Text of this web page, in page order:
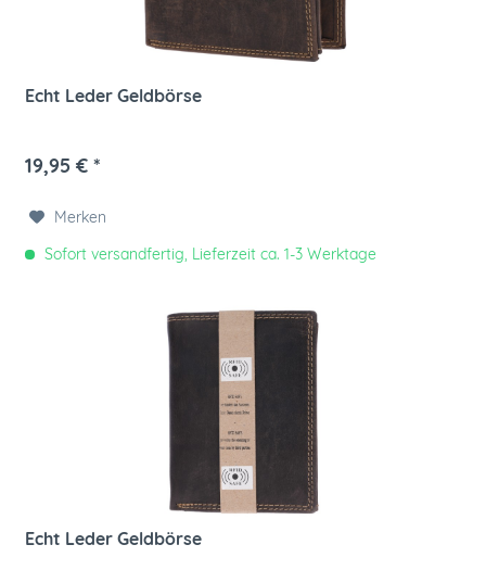
Echt Leder Geldbörse
19,95 € *
Merken
Sofort versandfertig, Lieferzeit ca. 1-3 Werktage
Echt Leder Geldbörse